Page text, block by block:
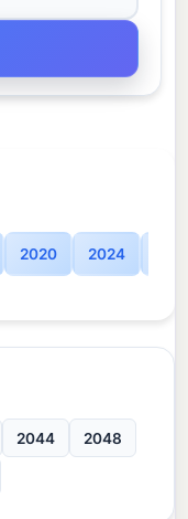
2020 2024
2044 2048